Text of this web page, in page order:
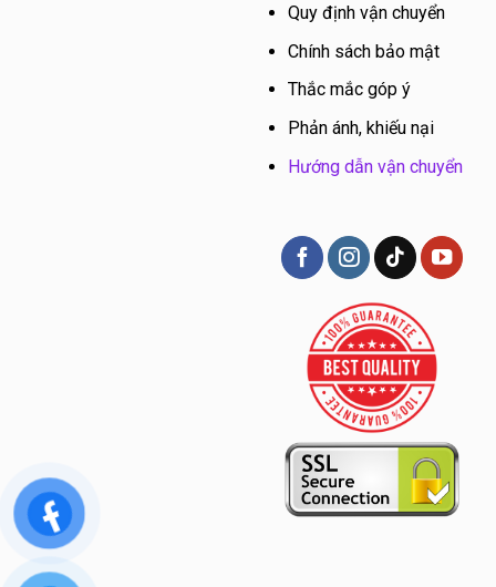
Quy định vận chuyển
Chính sách bảo mật
Thắc mắc góp ý
Phản ánh, khiếu nại
Hướng dẫn vận chuyển